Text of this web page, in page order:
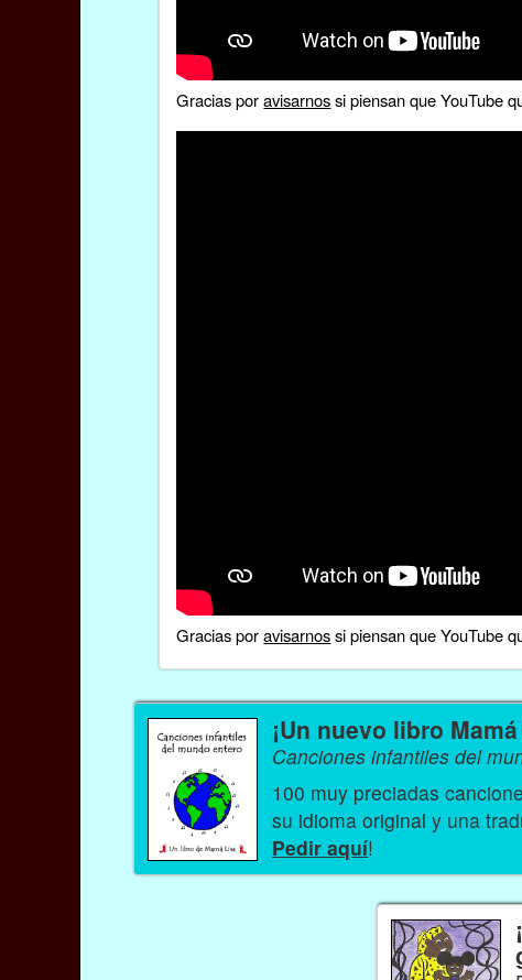
Gracias poravisarnossi piensan que YouTube
Gracias poravisarnossi piensan que YouTube
¡Un nuevo libro
Canciones infantiles del
100 muy preciadas
su idioma original y una
Pedir aquí!